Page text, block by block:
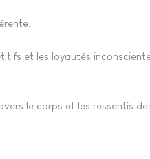
et les loyautés
le corps et les ressentis